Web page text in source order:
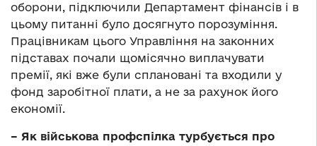
оборони, підключили Департамент фінансів і в
цьому питанні було досягнуто порозуміння.
Працівникам цього Управління на законних
підставах почали щомісячно виплачувати
премії, які вже були сплановані та входили у
фонд заробітної плати, а не за рахунок його
економії.
– Як військова профспілка турбується про